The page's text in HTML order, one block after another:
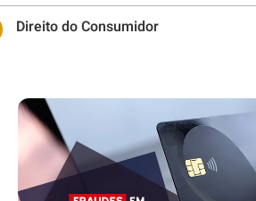
Direito do Consumidor